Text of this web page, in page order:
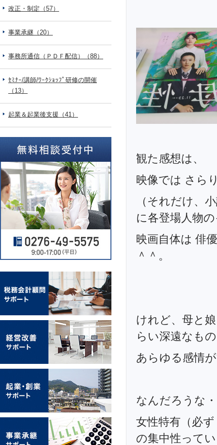
観た感想は、
映像では さら
（それだけ、
に各登場人物
映画自体は 俳
＾＾。
けれど、母と
らい深遠なも
あらゆる感情
なんだろうな
女性特有（必
の集中性って
改正・制定（57）
事業承継（20）
事務所通信（ＰＤＦ配信）（88）
ｾﾐﾅｰ/講師/ﾜｰｸｼｮｯﾌﾟ研修の開催
（13）
起業＆起業後支援（41）